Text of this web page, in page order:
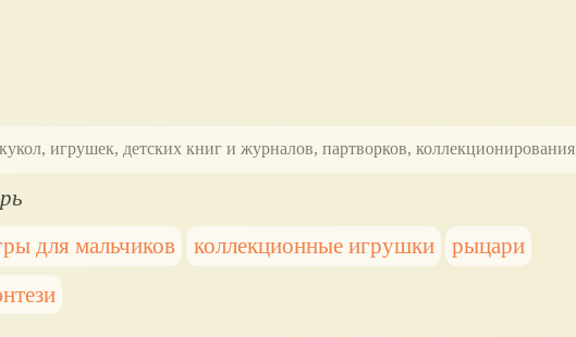
игрушек, детских книг и журналов, партворков, коллекционирования
для мальчиков коллекционные игрушки
рыцари